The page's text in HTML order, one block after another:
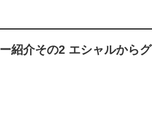
紹介その2 エシャルからグ